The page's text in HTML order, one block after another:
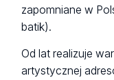
zapomniane w
batik).
Od lat realizuje
artystycznej